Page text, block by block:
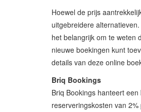
Hoewel de prijs
uitgebreidere
het belangrijk om te weten
nieuwe boekingen kunt
details van deze online
Briq Bookings
Briq Bookings hanteert
reserveringskosten van